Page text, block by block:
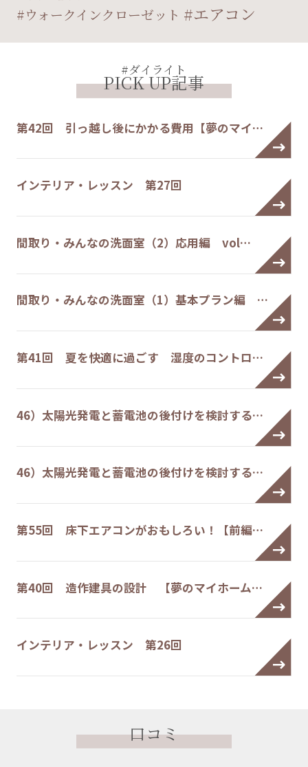
ウォークインクローゼット エアコン
#ダイライト
PICK UP記事
第42回 引っ越し後にかかる費用【夢のマイ…
インテリア・レッスン 第27回
間取り・みんなの洗面室（2）応用編 vol…
間取り・みんなの洗面室（1）基本プラン編 …
第41回 夏を快適に過ごす 湿度のコントロ…
46）太陽光発電と蓄電池の後付けを検討する…
46）太陽光発電と蓄電池の後付けを検討する…
第55回 床下エアコンがおもしろい！【前編…
第40回 造作建具の設計 【夢のマイホーム…
インテリア・レッスン 第26回
口コミ